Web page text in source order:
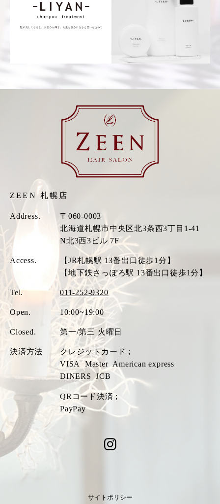
ZEEN 札幌店
Address.
〒060-0003
北海道札幌市中央区北3条西3丁目1-41
N北3西3ビル 7F
Access.
【JR札幌駅 13番出口徒歩1分】
【地下鉄さっぽろ駅 13番出口徒歩1分】
Tel. 011-252-9320
Open. 10:00~19:00
Closed. 第一/第三 火曜日
決済方法
クレジットカード ;
VISA Master American express
DINERS
JCB
QRコード決済 ;
PayPay
サイトポリシー